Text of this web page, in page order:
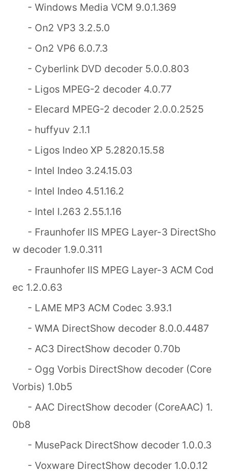
- Windows Media VCM 9.0.1.369
- On2 VP3 3.2.5.0
- On2 VP6 6.0.7.3
- Cyberlink DVD decoder 5.0.0.803
- Ligos MPEG-2 decoder 4.0.77
- Elecard MPEG-2 decoder 2.0.0.2525
- huffyuv 2.1.1
- Ligos Indeo XP 5.2820.15.58
- Intel Indeo 3.24.15.03
- Intel Indeo 4.51.16.2
- Intel I.263 2.55.1.16
- Fraunhofer IIS MPEG Layer-3 DirectSho
w decoder 1.9.0.311
- Fraunhofer IIS MPEG Layer-3 ACM Cod
ec 1.2.0.63
- LAME MP3 ACM Codec 3.93.1
- WMA DirectShow decoder 8.0.0.4487
- AC3 DirectShow decoder 0.70b
- Ogg Vorbis DirectShow decoder (Core
Vorbis) 1.0b5
- AAC DirectShow decoder (CoreAAC) 1.
0b8
- MusePack DirectShow decoder 1.0.0.3
- Voxware DirectShow decoder 1.0.0.12